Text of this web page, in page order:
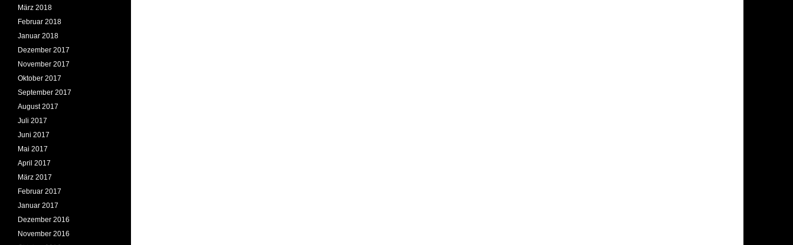
März 2018
Februar 2018
Januar 2018
Dezember 2017
November 2017
Oktober 2017
September 2017
August 2017
Juli 2017
Juni 2017
Mai 2017
April 2017
März 2017
Februar 2017
Januar 2017
Dezember 2016
November 2016